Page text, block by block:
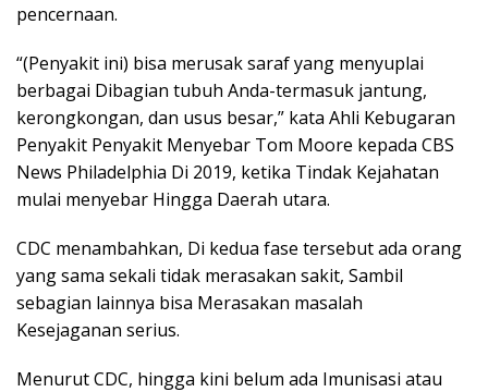
pencernaan.
“(Penyakit ini) bisa merusak saraf yang menyuplai
berbagai Dibagian tubuh Anda-termasuk jantung,
kerongkongan, dan usus besar,” kata Ahli Kebugaran
Penyakit Penyakit Menyebar Tom Moore kepada CBS
News Philadelphia Di 2019, ketika Tindak Kejahatan
mulai menyebar Hingga Daerah utara.
CDC menambahkan, Di kedua fase tersebut ada orang
yang sama sekali tidak merasakan sakit, Sambil
sebagian lainnya bisa Merasakan masalah
Kesejaganan serius.
Menurut CDC, hingga kini belum ada Imunisasi atau